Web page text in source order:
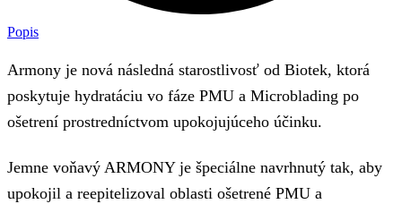
Popis
Armony je nová následná starostlivosť od Biotek, ktorá
poskytuje hydratáciu vo fáze PMU a Microblading po
ošetrení prostredníctvom upokojujúceho účinku.
Jemne voňavý ARMONY je špeciálne navrhnutý tak, aby
upokojil a reepitelizoval oblasti ošetrené PMU a